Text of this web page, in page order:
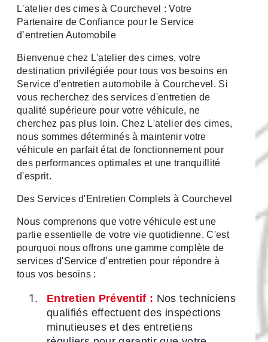
L'atelier des cimes à Courchevel : Votre
Partenaire de Confiance pour le Service
d’entretien Automobile
Bienvenue chez L'atelier des cimes, votre
destination privilégiée pour tous vos besoins en
Service d’entretien automobile à Courchevel. Si
vous recherchez des services d'entretien de
qualité supérieure pour votre véhicule, ne
cherchez pas plus loin. Chez L'atelier des cimes,
nous sommes déterminés à maintenir votre
véhicule en parfait état de fonctionnement pour
des performances optimales et une tranquillité
d'esprit.
Des Services d'Entretien Complets à Courchevel
Nous comprenons que votre véhicule est une
partie essentielle de votre vie quotidienne. C'est
pourquoi nous offrons une gamme complète de
services d'Service d’entretien pour répondre à
tous vos besoins :
Entretien Préventif : Nos techniciens
qualifiés effectuent des inspections
minutieuses et des entretiens